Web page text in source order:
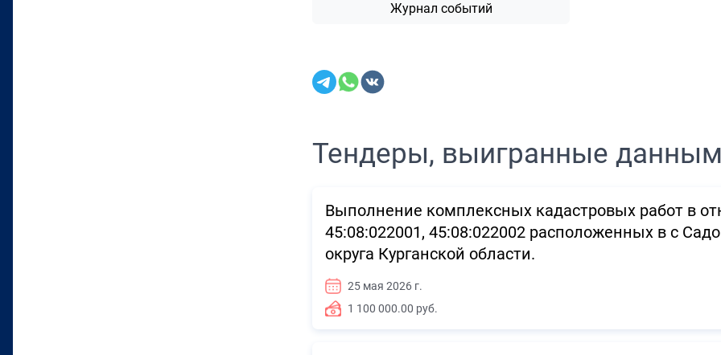
Журнал событий
Тендеры, выигранные
Выполнение комплексных кадастровых работ в
45:08:022001, 45:08:022002 расположенных в с
округа Курганской области.
25 мая 2026 г.
1 100 000.00 руб.